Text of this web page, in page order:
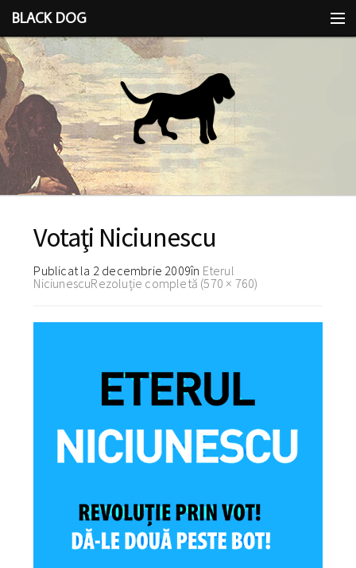
BLACK DOG
IDEEA
CU LIMBA SCOASĂ
Votaţi Niciunescu
Publicat la 2 decembrie 2009în Eterul
NiciunescuRezoluție completă (570 × 760)